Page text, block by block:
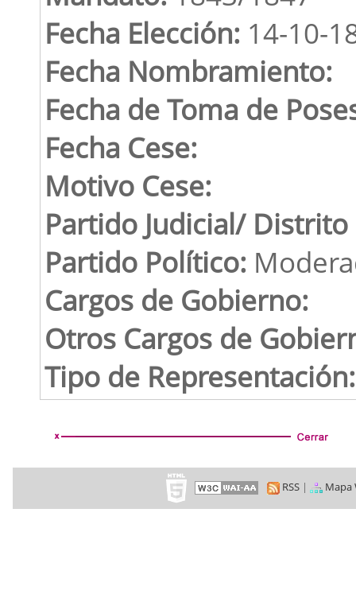
Fecha Elección: 14-10-
Fecha Nombramiento:
Fecha de Toma de
Fecha Cese:
Motivo Cese:
Partido Judicial/ Distrito
Partido Político:
Cargos de Gobierno:
Otros Cargos de
Tipo de Representación:
RSS| Mapa